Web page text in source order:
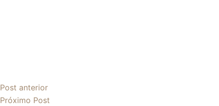
Post anterior
Próximo Post